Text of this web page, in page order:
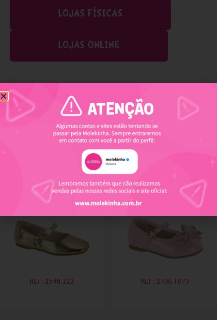
LOJAS FÍSICAS
LOJAS ONLINE
Produtos relacionados
REF. 2548.222 REF. 2106.1073